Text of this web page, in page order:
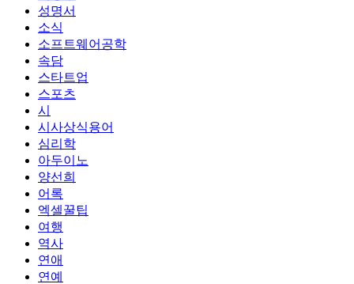
성명서
소식
소프트웨어공학
속담
스타트업
스포츠
시
시사상식용어
심리학
아두이노
양선희
어록
엑셀꿀팁
여행
역사
연애
연예